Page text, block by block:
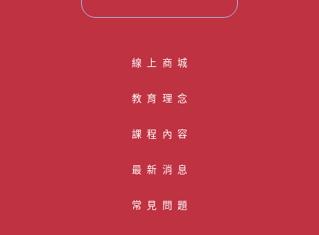
線 上 商 城
教育理念
課程內容
最新消息
常見問題